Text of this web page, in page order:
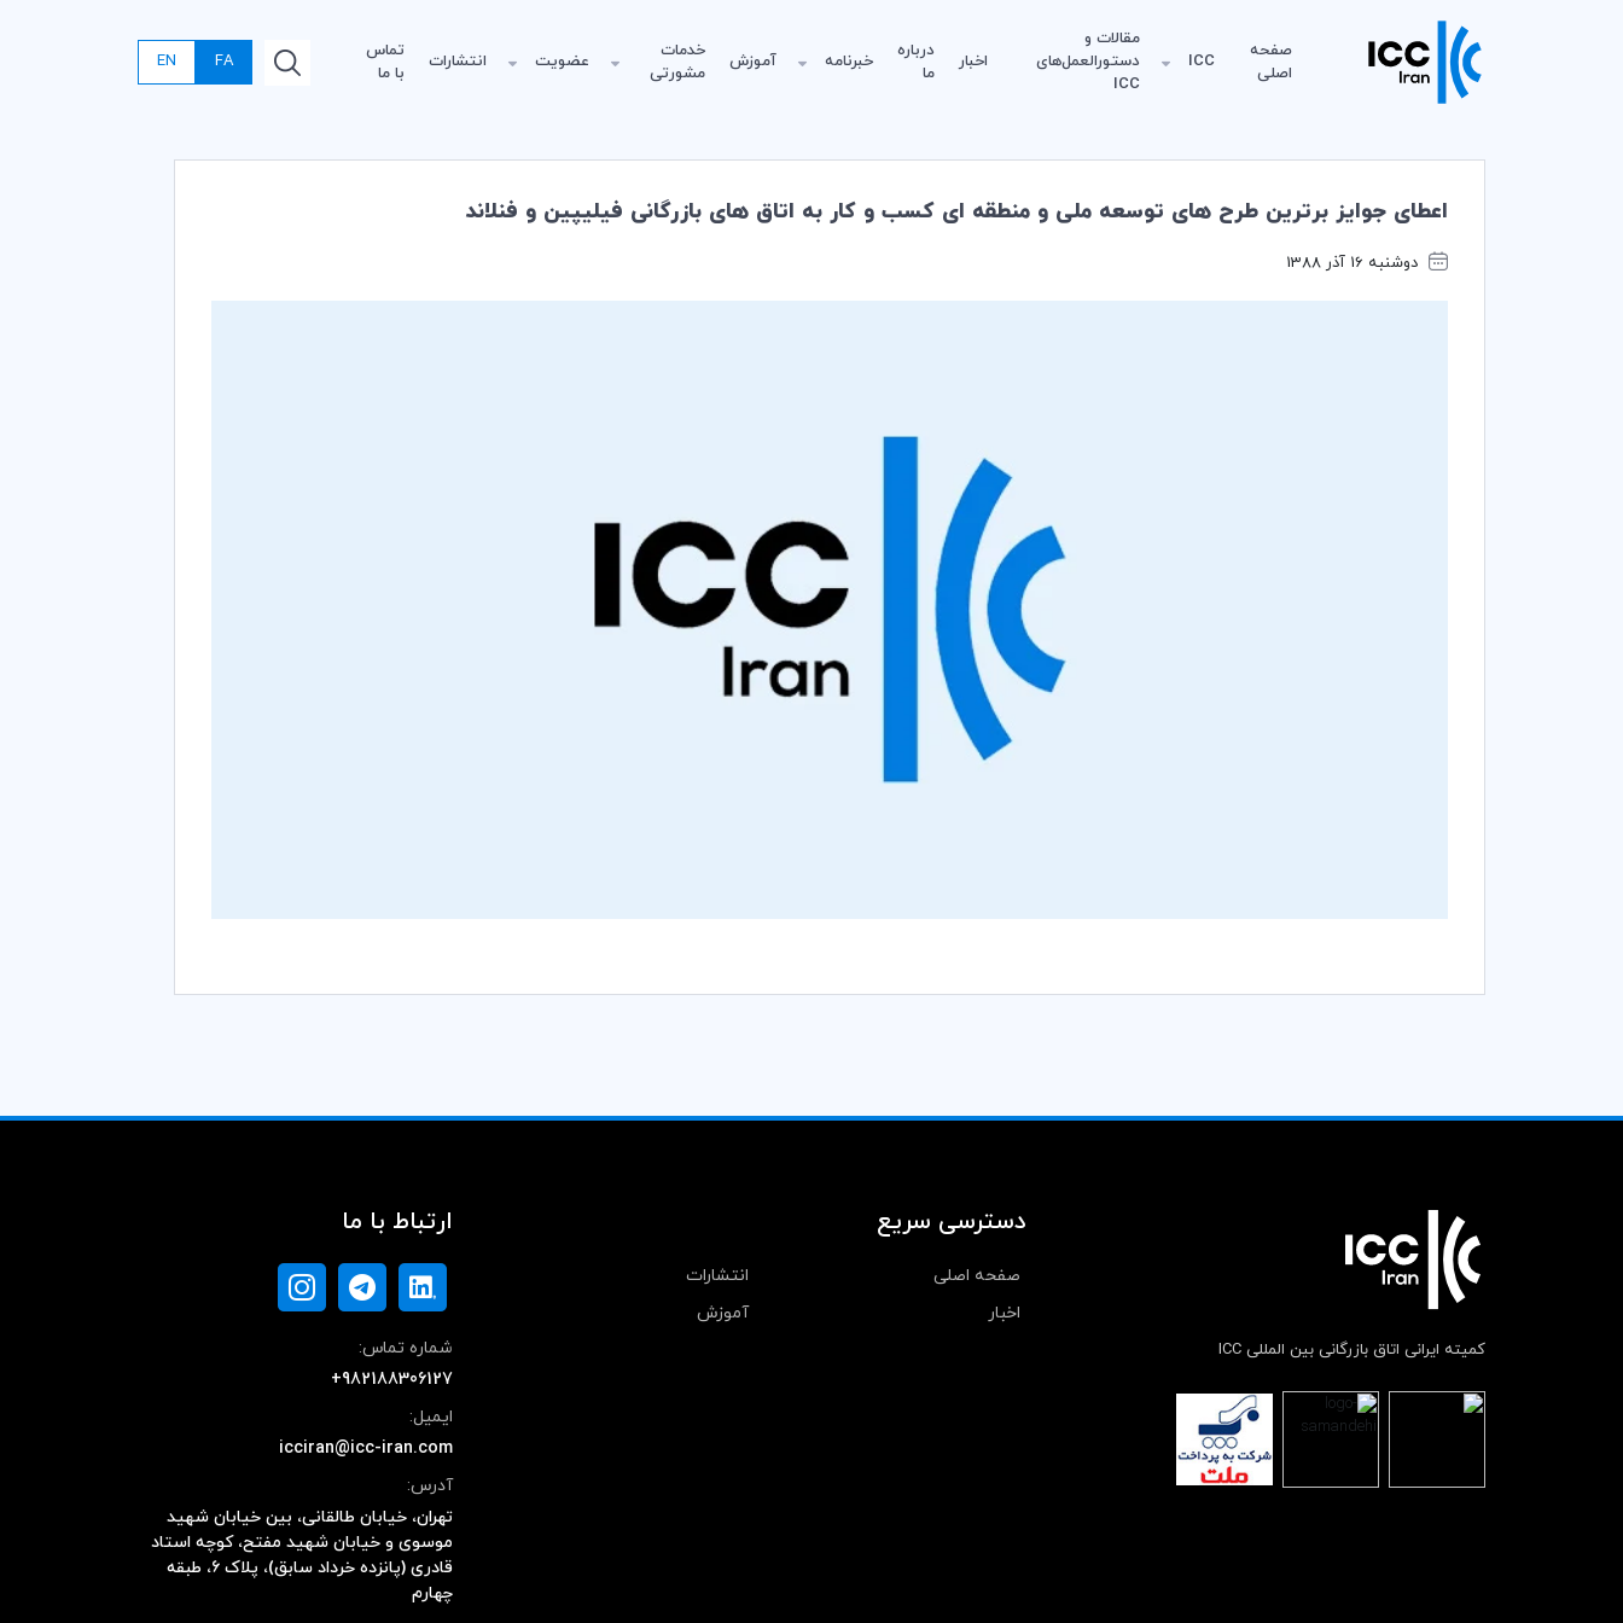
صفحه
اصلی
ICC
مقالات و
دستورالعمل‌های
ICC
اخبار
درباره
ما
خبرنامه آموزش
خدمات
مشورتی
عضویت انتشارات
تماس
با ما
FA
EN
اعطای جوایز برترین طرح های توسعه ملی و منطقه ای کسب و کار به اتاق های بازرگانی فیلیپین و فنلاند
دوشنبه 16 آذر 1388
کمیته ایرانی اتاق بازرگانی بین المللی ICC
دسترسی سریع
صفحه اصلی
انتشارات
اخبار
آموزش
ارتباط با ما
شماره تماس:
+982188306127
ایمیل:
icciran@icc-iran.com
آدرس:
تهران، خیابان طالقانی، بین خیابان شهید
موسوی و خیابان شهید مفتح، کوچه استاد
قادری (پانزده خرداد سابق)، پلاک ۶، طبقه
چهارم